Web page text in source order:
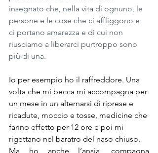
insegnato che, nella vita di ognuno, le
persone e le cose che ci affliggono e
ci portano amarezza e di cui non
riusciamo a liberarci purtroppo sono
più di una.
Io per esempio ho il raffreddore. Una
volta che mi becca mi accompagna per
un mese in un alternarsi di riprese e
ricadute, moccio e tosse, medicine che
fanno effetto per 12 ore e poi mi
rigettano nel baratro del naso chiuso.
Ma ho anche l’ansia, compagna